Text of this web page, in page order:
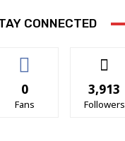
CONNECTED
0
Fans
3,913
Followers